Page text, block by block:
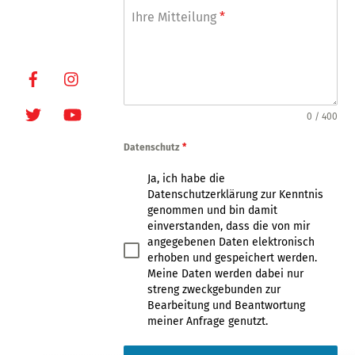
Facebook
Twitter Youtube
Ihre Mitteilung*
0 / 400
Datenschutz*
Ja, ich habe die
Datenschutzerklärung zur Kenntnis
genommen und bin damit
einverstanden, dass die von mir
angegebenen Daten elektronisch
erhoben und gespeichert werden.
Meine Daten werden dabei nur
streng zweckgebunden zur
Bearbeitung und Beantwortung
meiner Anfrage genutzt.